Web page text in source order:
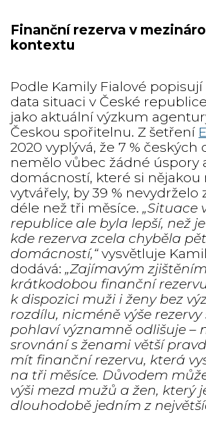
Finanční rezerva v
kontextu
Podle Kamily Fialové
data situaci v České
jako aktuální výzkum
Českou spořitelnu. Z šetření
2020 vyplývá, že 7 %
nemělo vůbec žádné úspory
domácností, které si nějakou
vytvářely, by 39 % nevydrželo
déle než tři měsíce. „Situace
republice ale byla lepší, než
kde rezerva zcela chyběla
domácností,“vysvětluje
dodává: „Zajímavým
krátkodobou finanční
k dispozici muži i ženy bez
rozdílu, nicméně výše rezervy
pohlaví významně odlišuje –
srovnání s ženami větší
mít finanční rezervu, která
na tři měsíce. Důvodem
výši mezd mužů a žen, který
dlouhodobě jedním z